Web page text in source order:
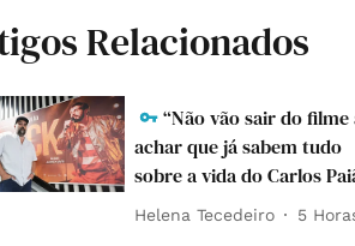
Relacionados
“Não vão sair do filme
achar que já sabem tudo
sobre a vida do Carlos
Helena Tecedeiro 5